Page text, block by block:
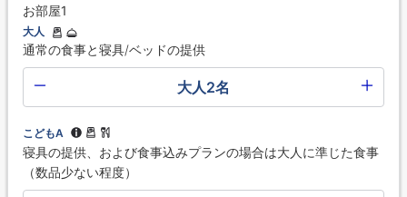
お部屋1
大人
通常の食事と寝具/ベッドの提供
大人2名
こどもA
寝具の提供、および食事込みプランの場合は大人に準じた食事
（数品少ない程度）